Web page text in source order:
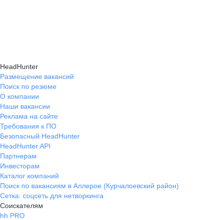
HeadHunter
Размещение вакансий
Поиск по резюме
О компании
Наши вакансии
Реклама на сайте
Требования к ПО
Безопасный HeadHunter
HeadHunter API
Партнерам
Инвесторам
Каталог компаний
Поиск по вакансиям в Аллерое (Курчалоевский район)
Сетка: соцсеть для нетворкинга
Соискателям
hh PRO